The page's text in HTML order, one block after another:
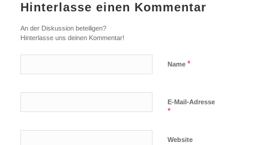
Hinterlasse einen Kommentar
An der Diskussion beteiligen?
Hinterlasse uns deinen Kommentar!
Name *
E-Mail-Adresse
*
Website